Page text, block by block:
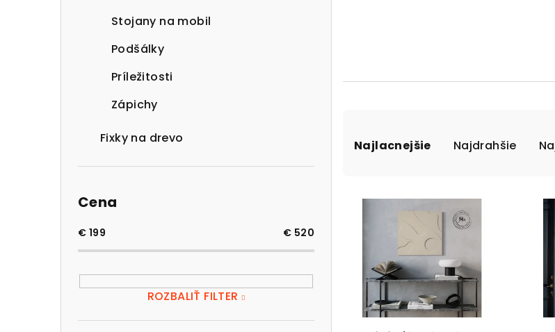
Stojany na mobil
Podšálky
Príležitosti
Zápichy
Fixky na drevo
Cena
€ 199 € 520
ROZBALIŤ FILTER
a
Najlacnejšie Najdrahšie